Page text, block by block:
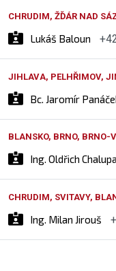
Lukáš Baloun
CHRUDIM, ŽĎÁR NAD
Bc. Jaromír
JIHLAVA, PELHŘIMOV,
Ing. Oldřich Chalupa
BLANSKO, BRNO, BRNO-
Ing. Milan Jirouš
CHRUDIM, SVITAVY,